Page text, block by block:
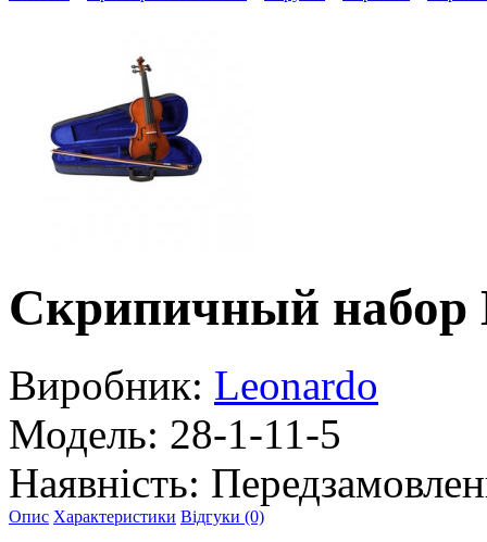
Скрипичный набор
Виробник: Leonardo
Модель: 28-1-11-5
Наявність:
Опис Характеристики Відгуки (0)